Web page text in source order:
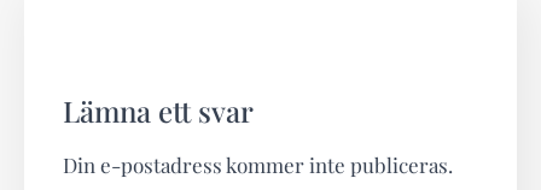
Lämna ett svar
Din e-postadress kommer inte publiceras.